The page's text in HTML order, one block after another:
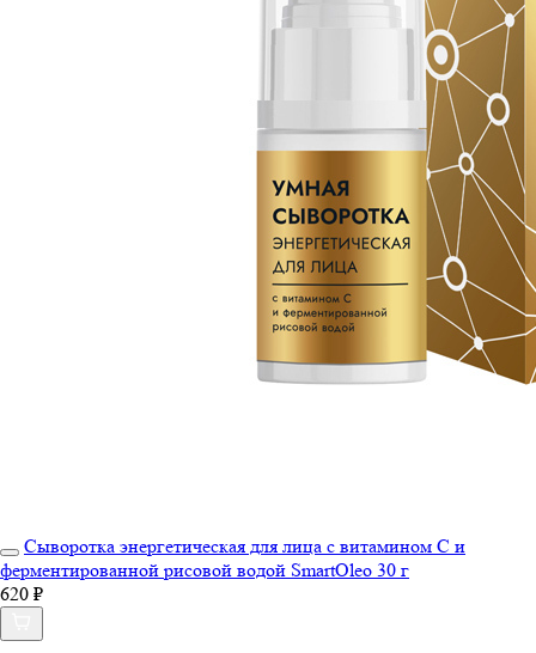
Сыворотка энергетическая для лица с витамином С и
ферментированной рисовой водой SmartOleo​ 30 г
620 ₽